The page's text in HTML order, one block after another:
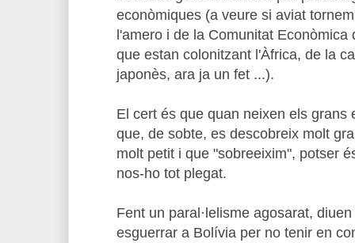
econòmiques (a veure si aviat
l'amero i de la Comunitat Econòmica
que estan colonitzant l'Àfrica, de la
japonès, ara ja un fet ...).
El cert és que quan neixen els grans
que, de sobte, es descobreix molt
molt petit i que "sobreeixim", potser
nos-ho tot plegat.
Fent un paral·lelisme agosarat,
esguerrar a Bolívia per no tenir en